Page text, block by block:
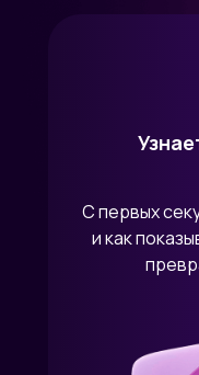
С первых
и как